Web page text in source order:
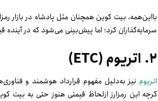
بااین‌همه، بیت کوین همچنان مثل پادشاه در بازار
سرمایه­‌گذاران کرد؛ اما پیش‌­بینی می‌­شود که در آینده
۲. اتریوم (ETC)
اتریوم نیز به‌دلیل مفهوم قرارداد هوشمند و
گرچه این رمزارز ازلحاظ قیمتی هنوز حتی به بیت